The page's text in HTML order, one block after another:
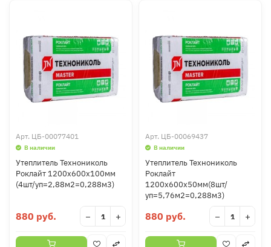
Арт. ЦБ-00077401
В наличии
Утеплитель Технониколь
Роклайт 1200х600х100мм
(4шт/уп=2,88м2=0,288м3)
880 руб. − +
Арт. ЦБ-00069437
В наличии
Утеплитель Технониколь
Роклайт
1200х600х50мм(8шт/
уп=5,76м2=0,288м3)
880 руб. − +